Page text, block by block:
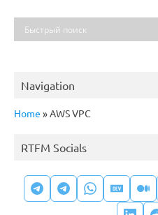
Navigation
Home »AWS VPC
RTFM Socials